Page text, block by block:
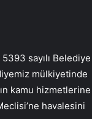
sayılı Belediye
mülkiyetinde
kamu hizmetlerine
havalesini